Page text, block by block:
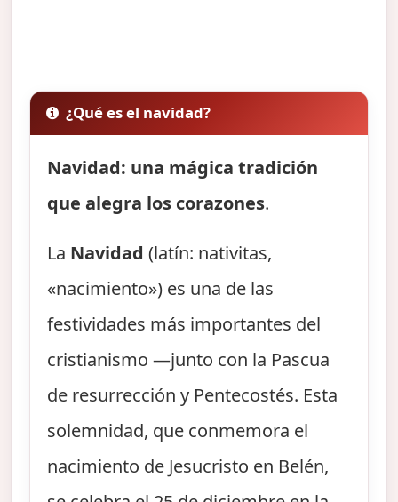
¿Qué es el navidad?
Navidad: una mágica tradición
que alegra los corazones.
La Navidad(latín: nativitas,
«nacimiento») es una de las
festividades más importantes del
cristianismo —junto con la Pascua
de resurrección y Pentecostés. Esta
solemnidad, que conmemora el
nacimiento de Jesucristo en Belén,